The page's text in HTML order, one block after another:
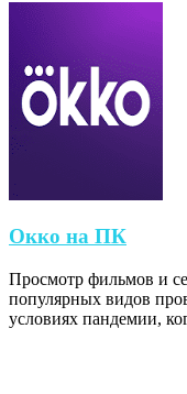
Окко на ПКОкко
ПК
Просмотр фильмов и
популярных видов
условиях пандемии,